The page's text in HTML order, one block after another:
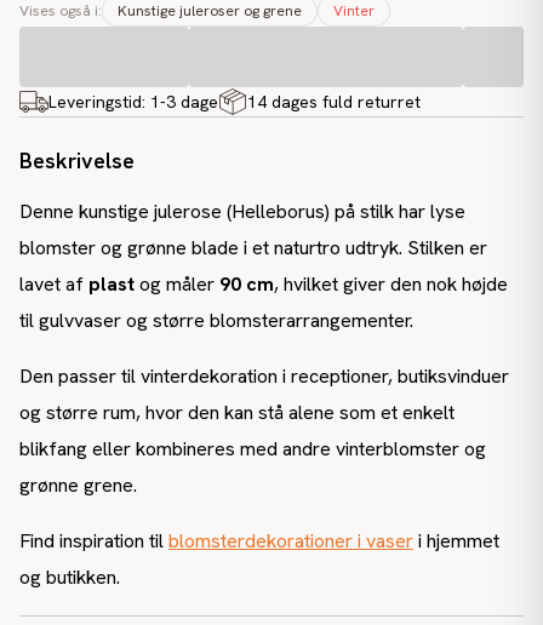
Vises også i: Kunstige juleroser og grene Vinter
Leveringstid: 1-3 dage 14 dages fuld returret
Beskrivelse
Denne kunstige julerose (Helleborus) på stilk har lyse
blomster og grønne blade i et naturtro udtryk. Stilken er
lavet af plastog måler 90 cm, hvilket giver den nok højde
til gulvvaser og større blomsterarrangementer.
Den passer til vinterdekoration i receptioner, butiksvinduer
og større rum, hvor den kan stå alene som et enkelt
blikfang eller kombineres med andre vinterblomster og
grønne grene.
Find inspiration tilblomsterdekorationer i vaseri hjemmet
og butikken.